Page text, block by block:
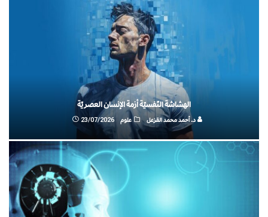
الهشاشة النّفسيّة أزمة الإنسان العصريّة
د. أحمد محمد القزعل علوم 23/07/2026